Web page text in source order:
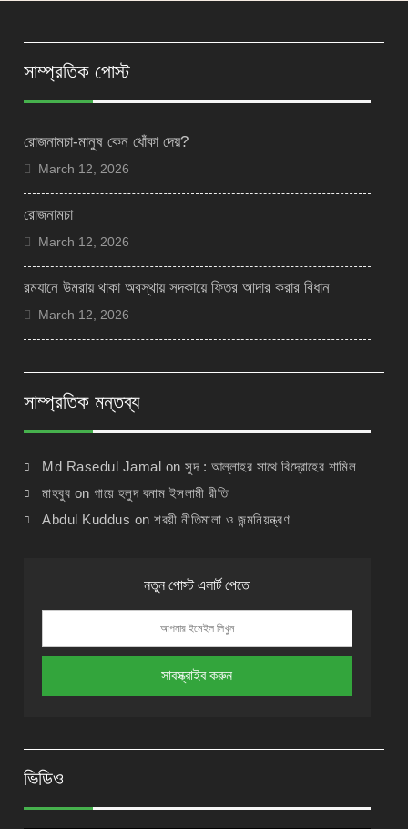
সাম্প্রতিক পোস্ট
রোজনামচা-মানুষ কেন ধোঁকা দেয়?
March 12, 2026
রোজনামচা
March 12, 2026
রমযানে উমরায় থাকা অবস্থায় সদকায়ে ফিতর আদার করার বিধান
March 12, 2026
সাম্প্রতিক মন্তব্য
Md Rasedul Jamal onসুদ : আল্লাহর সাথে বিদ্রোহের শামিল
মাহবুব onগায়ে হলুদ বনাম ইসলামী রীতি
Abdul Kuddus onশরয়ী নীতিমালা ও জন্মনিয়ন্ত্রণ
নতুন পোস্ট এলার্ট পেতে
ভিডিও